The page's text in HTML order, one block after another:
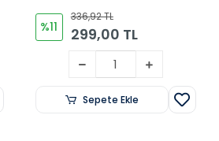
%11
336,92 TL
299,00 TL
Sepete Ekle